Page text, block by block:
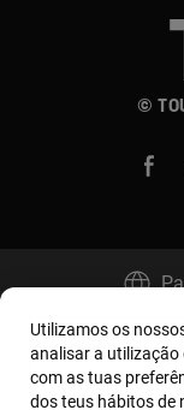
©
Termos e
Política de
Utilizamos os
analisar a utilização
com as tuas
dos teus hábitos de